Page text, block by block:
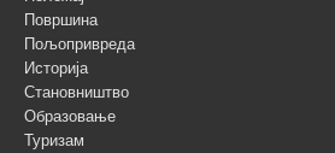
Површина
Пољопривреда
Историја
Становништво
Образовање
Туризам